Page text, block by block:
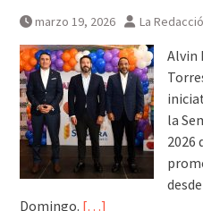
marzo 19, 2026 La
Alvin
la
2026
Domingo. […]